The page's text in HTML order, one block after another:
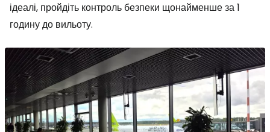
ідеалі, пройдіть контроль безпеки щонайменше за 1
годину до вильоту.